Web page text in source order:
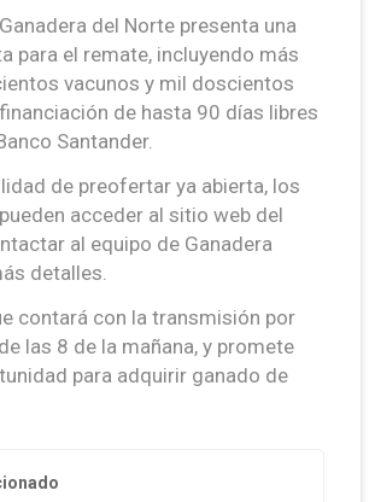
del Norte presenta una
para el remate, incluyendo más
vacunos y mil doscientos
de hasta 90 días libres
Santander.
de preofertar ya abierta, los
acceder al sitio web del
al equipo de Ganadera
detalles.
contará con la transmisión por
las 8 de la mañana, y promete
para adquirir ganado de